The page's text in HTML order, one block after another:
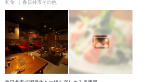
和食 春日井市その他